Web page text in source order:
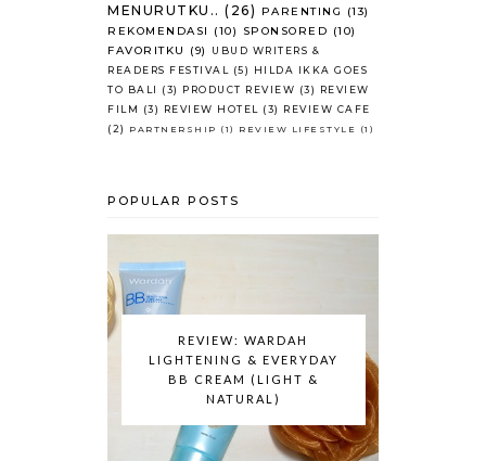
MENURUTKU.. (26) PARENTING
(13)
REKOMENDASI
(10) SPONSORED (10)
FAVORITKU
(9)
UBUD WRITERS &
READERS FESTIVAL
(5)
HILDA IKKA GOES
TO BALI
(3) PRODUCT REVIEW (3)
REVIEW
FILM
(3) REVIEW HOTEL (3)
REVIEW CAFE
(2)
PARTNERSHIP (1) REVIEW LIFESTYLE (1)
POPULAR POSTS
REVIEW: WARDAH
LIGHTENING & EVERYDAY
BB CREAM (LIGHT &
NATURAL)